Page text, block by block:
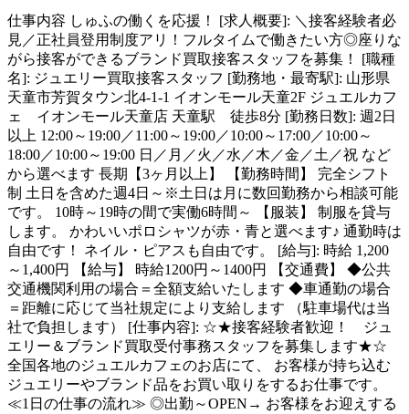
仕事内容 しゅふの働くを応援！ [求人概要]: ＼接客経験者必
見／正社員登用制度アリ！フルタイムで働きたい方◎座りな
がら接客ができるブランド買取接客スタッフを募集！ [職種
名]: ジュエリー買取接客スタッフ [勤務地・最寄駅]: 山形県
天童市芳賀タウン北4-1-1 イオンモール天童2F ジュエルカフ
ェ イオンモール天童店 天童駅 徒歩8分 [勤務日数]: 週2日
以上 12:00～19:00／11:00～19:00／10:00～17:00／10:00～
18:00／10:00～19:00 日／月／火／水／木／金／土／祝 など
から選べます 長期【3ヶ月以上】 【勤務時間】 完全シフト
制 土日を含めた週4日～※土日は月に数回勤務から相談可能
です。 10時～19時の間で実働6時間～ 【服装】 制服を貸与
します。 かわいいポロシャツが赤・青と選べます♪ 通勤時は
自由です！ ネイル・ピアスも自由です。 [給与]: 時給 1,200
～1,400円 【給与】 時給1200円～1400円 【交通費】 ◆公共
交通機関利用の場合＝全額支給いたします ◆車通勤の場合
＝距離に応じて当社規定により支給します （駐車場代は当
社で負担します） [仕事内容]: ☆★接客経験者歓迎！ ジュ
エリー＆ブランド買取受付事務スタッフを募集します★☆
全国各地のジュエルカフェのお店にて、 お客様が持ち込む
ジュエリーやブランド品をお買い取りをするお仕事です。
≪1日の仕事の流れ≫ ◎出勤～OPEN→ お客様をお迎えする